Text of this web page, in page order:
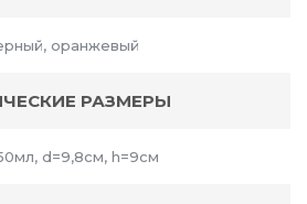
оранжевый
РАЗМЕРЫ
d=9,8см, h=9см